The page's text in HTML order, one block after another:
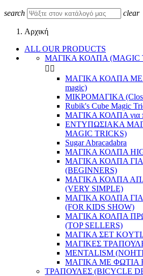
search clear
Αρχική
ALL OUR PRODUCTS
ΜΑΓΙΚΑ ΚΟΛΠΑ (MAGIC
 
ΜΑΓΙΚΑ ΚΟΛΠΑ ΜΕ
magic)
ΜΙΚΡΟΜΑΓΙΚΑ
Rubik's Cube Magic
ΜΑΓΙΚΑ ΚΟΛΠΑ για
ΕΝΤΥΠΩΣΙΑΚΑ
MAGIC TRICKS)
Sugar Abracadabra
ΜΑΓΙΚΑ ΚΟΛΠΑ
ΜΑΓΙΚΑ ΚΟΛΠΑ
(BEGINNERS)
ΜΑΓΙΚΑ ΚΟΛΠΑ
(VERY SIMPLE)
ΜΑΓΙΚΑ ΚΟΛΠΑ
(FOR KIDS SHOW)
ΜΑΓΙΚΑ ΚΟΛΠΑ
(TOP SELLERS)
ΜΑΓΙΚΑ ΣΕΤ
ΜΑΓΙΚΕΣ
MENTALISM
ΜΑΓΙΚΑ ΜΕ ΦΩΤΙΑ
ΤΡΑΠΟΥΛΕΣ (BICYCLE